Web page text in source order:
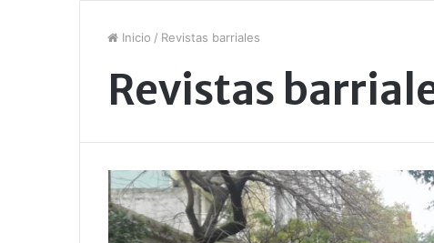
Inicio / Revistas barriales
Revistas